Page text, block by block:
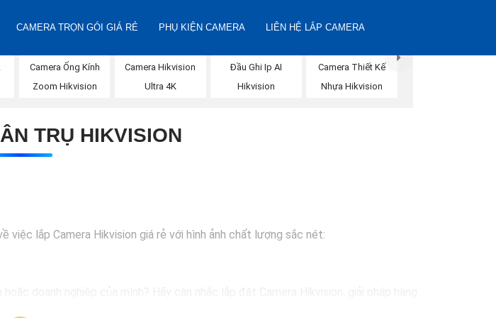
CAMERA TRỌN GÓI GIÁ RẺ PHỤ KIỆN CAMERA LIÊN HỆ LẮP CAMERA
Camera Ống Kính
Zoom Hikvision
Camera Hikvision
Ultra 4K
Đầu Ghi Ip AI
Hikvision
Camera Thiết Kế
Nhựa Hikvision
TRỤ HIKVISION
lắp Camera Hikvision giá rẻ với hình ảnh chất lượng sắc nét: